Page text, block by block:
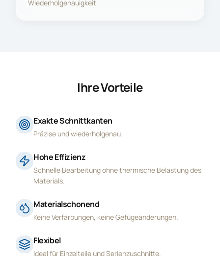
Wiederholgenauigkeit.
Ihre Vorteile
Exakte Schnittkanten
Präzise und wiederholgenau.
Hohe Effizienz
Schnelle Bearbeitung ohne thermische Belastung des
Materials.
Materialschonend
Keine Verfärbungen, keine Gefügeänderungen.
Flexibel
Ideal für Einzelteile und Serienzuschnitte.